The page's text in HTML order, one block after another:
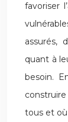
favoriser
assurés,
quant à
besoin.
tous et où